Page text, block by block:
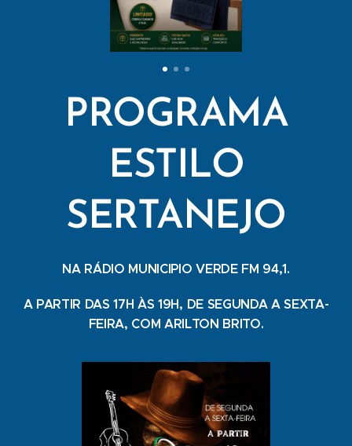
PROGRAMA
ESTILO
SERTANEJO
NA RÁDIO MUNICIPIO VERDE FM 94,1.
A PARTIR DAS 17H ÀS 19H, DE SEGUNDA A SEXTA-
FEIRA, COM ARILTON BRITO.